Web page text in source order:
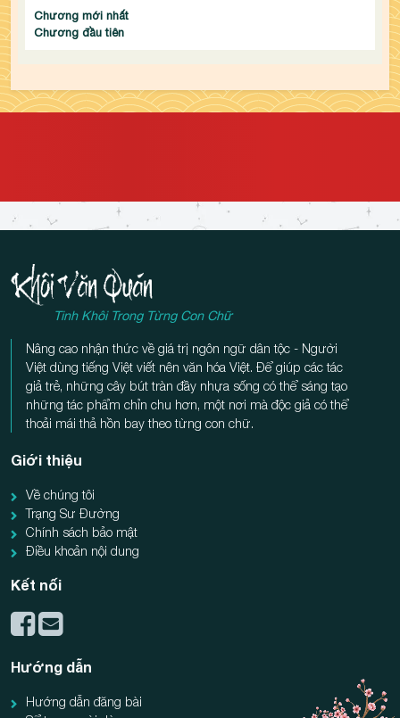
Chương mới nhất
Chương đầu tiên
Tinh Khôi Trong Từng Con Chữ
Nâng cao nhận thức về giá trị ngôn ngữ dân tộc - Người
Việt dùng tiếng Việt viết nên văn hóa Việt. Để giúp các tác
giả trẻ, những cây bút tràn đầy nhựa sống có thể sáng tạo
những tác phẩm chỉn chu hơn, một nơi mà độc giả có thể
thoải mái thả hồn bay theo từng con chữ.
Giới thiệu
Về chúng tôi
Trạng Sư Đường
Chính sách bảo mật
Điều khoản nội dung
Kết nối
Hướng dẫn
Hướng dẫn đăng bài